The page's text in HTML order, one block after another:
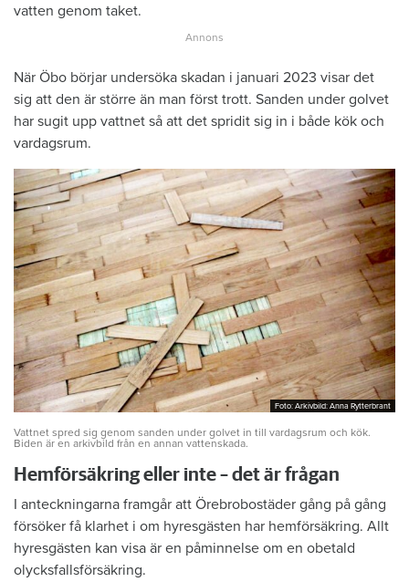
vatten genom taket.
När Öbo börjar undersöka skadan i januari 2023 visar det
sig att den är större än man först trott. Sanden under golvet
har sugit upp vattnet så att det spridit sig in i både kök och
vardagsrum.
Foto: Arkivbild: Anna Rytterbrant
Foto: Arkivbild: Anna Rytterbrant
Vattnet spred sig genom sanden under golvet in till vardagsrum och kök.
Biden är en arkivbild från en annan vattenskada.
Hemförsäkring eller inte – det är frågan
I anteckningarna framgår att Örebrobostäder gång på gång
försöker få klarhet i om hyresgästen har hemförsäkring. Allt
hyresgästen kan visa är en påminnelse om en obetald
olycksfallsförsäkring.